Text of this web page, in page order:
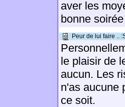
aver les
bonne
Peur de lui faire ..
le plaisir de
aucun. Les
n'as aucune
ce soit.